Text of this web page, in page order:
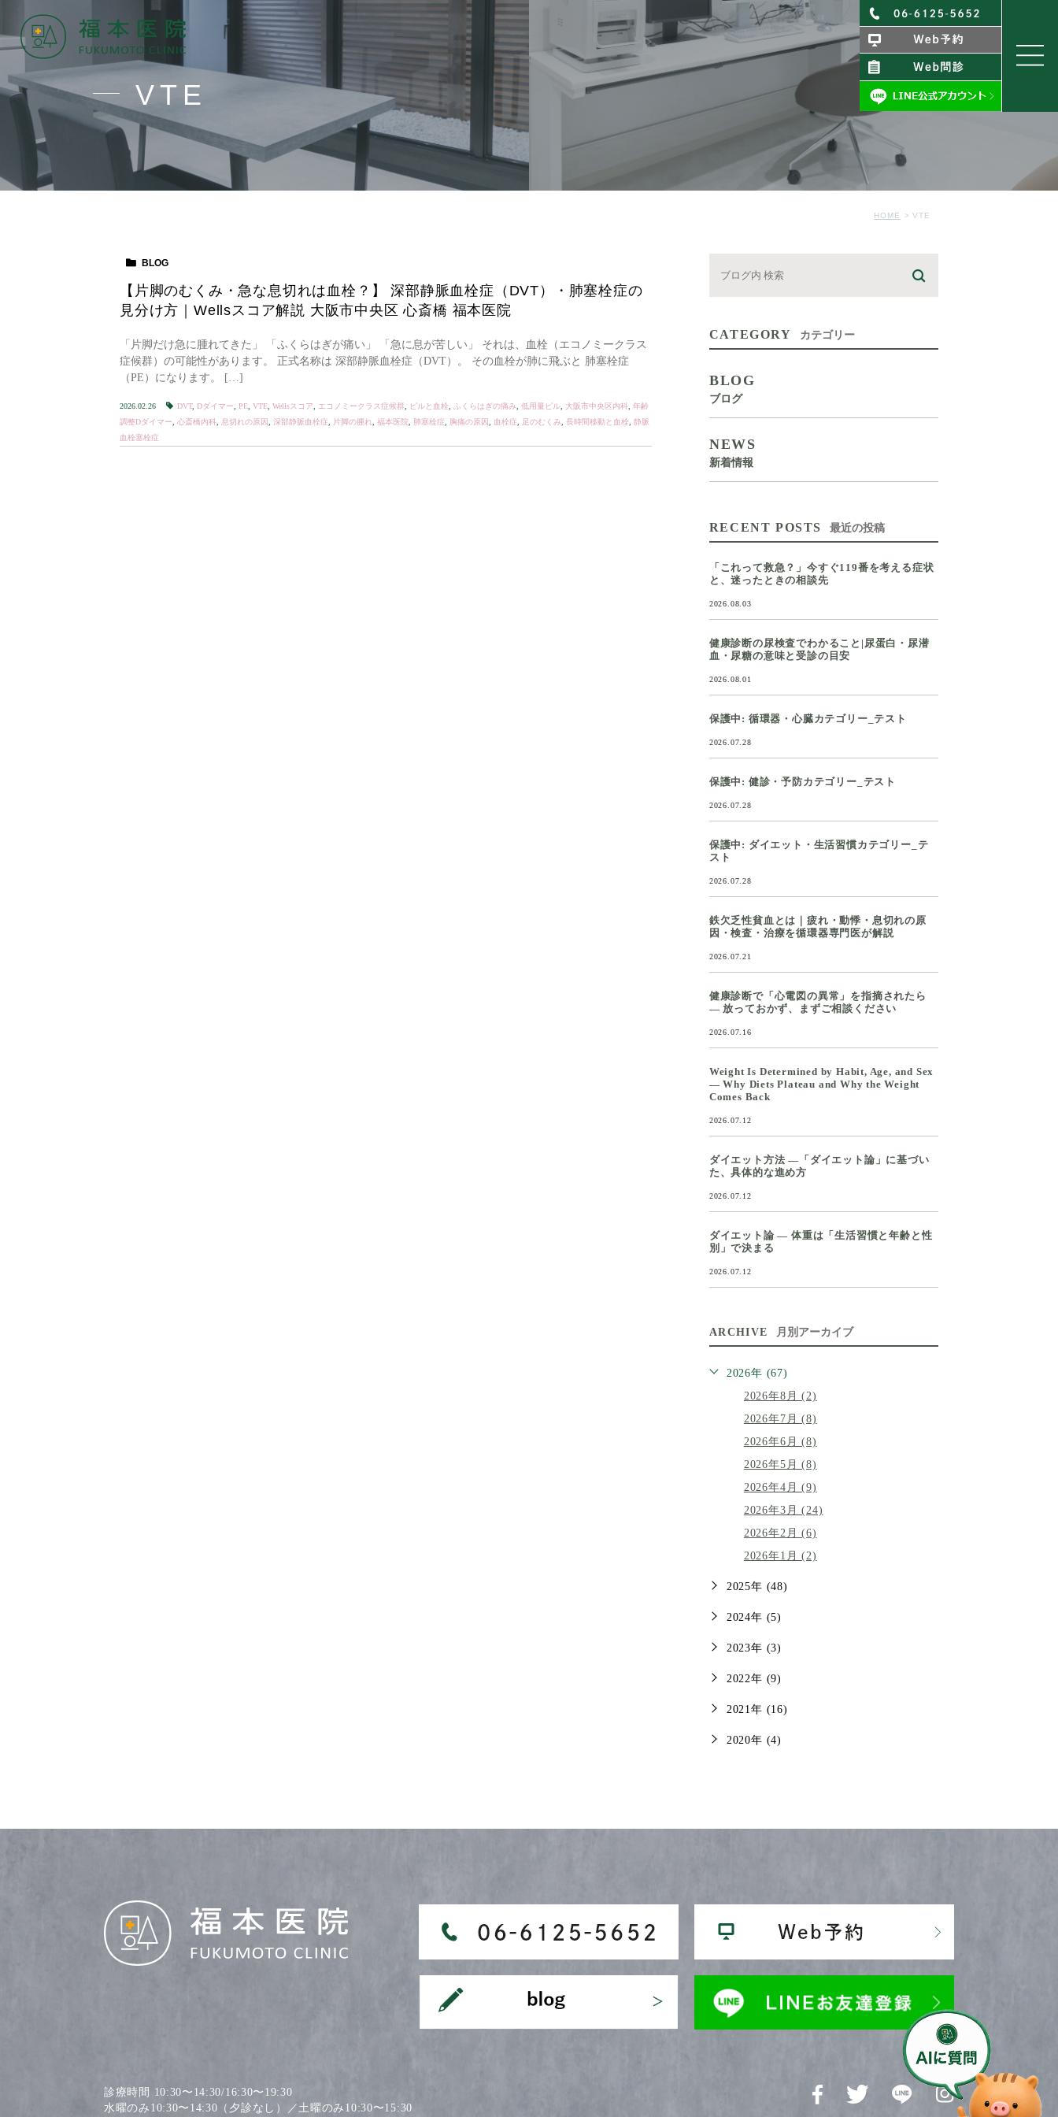
VTE
HOME VTE
BLOG
【片脚のむくみ・急な息切れは血栓？】 深部静脈血栓症（DVT）・肺塞栓症の
見分け方｜Wellsスコア解説 大阪市中央区 心斎橋 福本医院
「片脚だけ急に腫れてきた」 「ふくらはぎが痛い」 「急に息が苦しい」 それは、血栓（エコノミークラス
症候群）の可能性があります。 正式名称は 深部静脈血栓症（DVT）。 その血栓が肺に飛ぶと 肺塞栓症
（PE）になります。 […]
2026.02.26 DVT, Dダイマー PE VTE Wellsスコア エコノミークラス症候群 ピルと血栓 ふくらはぎの痛み 低用量ピル 大阪市中央区内科 年齢
調整Dダイマー
心斎橋内科 息切れの原因 深部静脈血栓症 片脚の腫れ 福本医院 肺塞栓症 胸痛の原因 血栓症 足のむくみ 長時間移動と血栓 静脈
血栓塞栓症
CATEGORY カテゴリー
BLOG
ブログ
NEWS
新着情報
RECENT POSTS 最近の投稿
「これって救急？」今すぐ119番を考える症状
と、迷ったときの相談先
2026.08.03
健康診断の尿検査でわかること|尿蛋白・尿潜
血・尿糖の意味と受診の目安
2026.08.01
保護中: 循環器・心臓カテゴリー_テスト
2026.07.28
保護中: 健診・予防カテゴリー_テスト
2026.07.28
保護中: ダイエット・生活習慣カテゴリー_テ
スト
2026.07.28
鉄欠乏性貧血とは｜疲れ・動悸・息切れの原
因・検査・治療を循環器専門医が解説
2026.07.21
健康診断で「心電図の異常」を指摘されたら
― 放っておかず、まずご相談ください
2026.07.16
Weight Is Determined by Habit, Age, and Sex
— Why Diets Plateau and Why the Weight
Comes Back
2026.07.12
ダイエット方法 ―「ダイエット論」に基づい
た、具体的な進め方
2026.07.12
ダイエット論 ― 体重は「生活習慣と年齢と性
別」で決まる
2026.07.12
ARCHIVE 月別アーカイブ
2026年 (67)
2026年8月 (2)
2026年7月 (8)
2026年6月 (8)
2026年5月 (8)
2026年4月 (9)
2026年3月 (24)
2026年2月 (6)
2026年1月 (2)
2025年 (48)
2024年 (5)
2023年 (3)
2022年 (9)
2021年 (16)
2020年 (4)
診療時間 10:30〜14:30/16:30〜19:30
水曜のみ10:30〜14:30（夕診なし）／土曜のみ10:30〜15:30